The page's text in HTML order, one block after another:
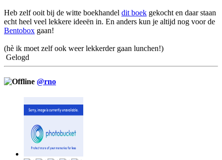
Heb zelf ooit bij de witte boekhandel dit boek gekocht en daar staan
echt heel veel lekkere ideeën in. En anders kun je altijd nog voor de
Bentobox gaan!
(hè ik moet zelf ook weer lekkerder gaan lunchen!)
Gelogd
@rno